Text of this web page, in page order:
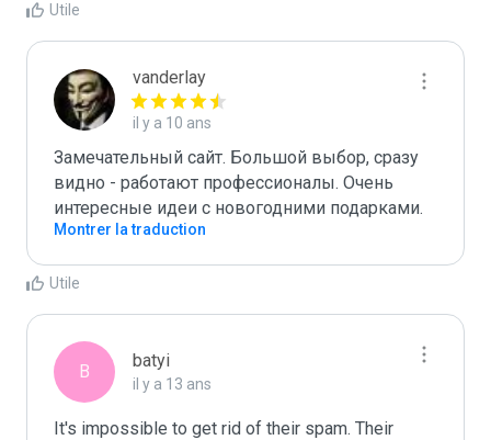
Utile
vanderlay
il y a 10 ans
Замечательный сайт. Большой выбор, сразу
видно - работают профессионалы. Очень
интересные идеи с новогодними подарками.
Montrer la traduction
Utile
B
batyi
il y a 13 ans
It's impossible to get rid of their spam. Their